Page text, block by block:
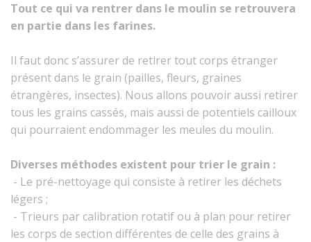
Tout ce qui va rentrer dans le moulin se retrouvera
en partie dans les farines.
Il faut donc s’assurer de retirer tout corps étranger
présent dans le grain (pailles, fleurs, graines
étrangères, insectes). Nous allons pouvoir aussi retirer
tous les grains cassés, mais aussi de potentiels cailloux
qui pourraient endommager les meules du moulin.
Diverses méthodes existent pour trier le grain :
- Le pré-nettoyage qui consiste à retirer les déchets
légers ;
- Trieurs par calibration rotatif ou à plan pour retirer
les corps de section différentes de celle des grains à